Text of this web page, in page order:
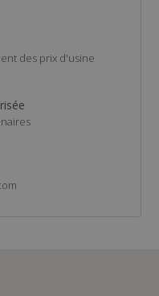
des prix d'usine